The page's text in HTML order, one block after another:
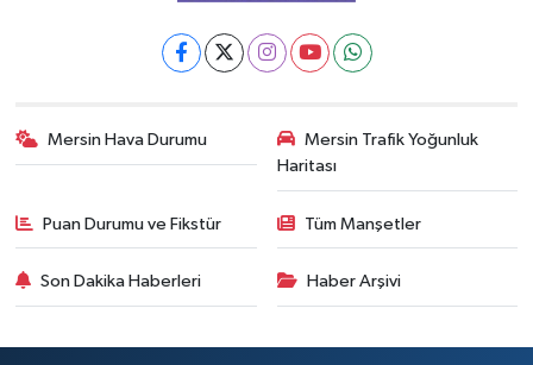
Mersin Hava Durumu
Mersin Trafik Yoğunluk
Haritası
Puan Durumu ve Fikstür Tüm Manşetler
Son Dakika Haberleri Haber Arşivi